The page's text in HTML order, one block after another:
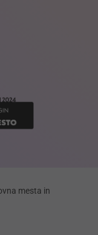
mesta in